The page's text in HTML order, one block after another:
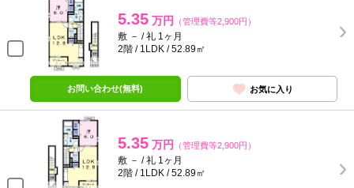
5.35 万円 （管理費等2,900円）
敷 － / 礼 1ヶ月
2階 / 1LDK / 52.89㎡
お問い合わせ(無料) お気に入り
5.35 万円 （管理費等2,900円）
敷 － / 礼 1ヶ月
2階 / 1LDK / 52.89㎡